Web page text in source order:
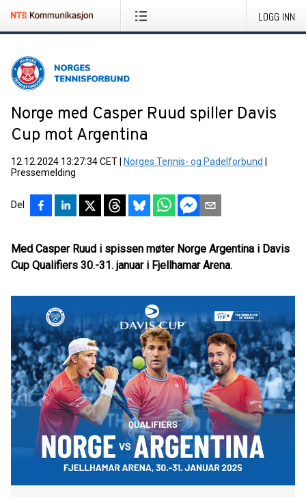
LOGG INN
Norge med Casper Ruud spiller Davis
Cup mot Argentina
12.12.2024 13:27:34 CET Norges Tennis- og Padelforbund
Pressemelding
Del
Med Casper Ruud i spissen møter Norge Argentina i Davis
Cup Qualifiers 30.-31. januar i Fjellhamar Arena.